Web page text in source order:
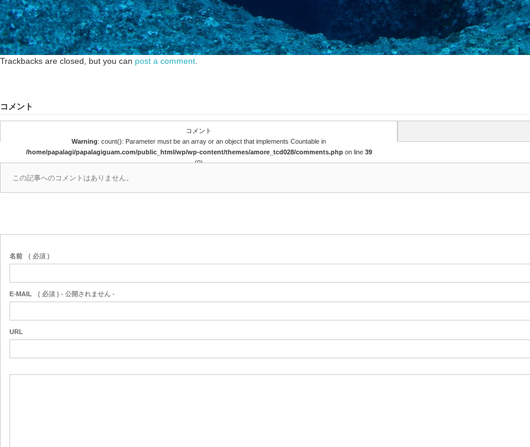
Trackbacks are closed, but you can post a comment
コメント
コメント
Warning: count(): Parameter must be an array or an object that implements Countable in
/home/papalagi/papalagiguam.com/public_html/wp/wp-content/themes/amore_tcd028/comments.phpon line 39
(0)
この記事へのコメントはありません。
名前 ( 必須 )
E-MAIL ( 必須 ) - 公開されません -
URL